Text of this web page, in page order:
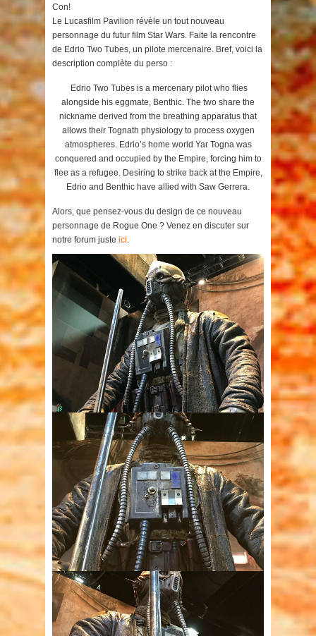
Con!
Le Lucasfilm Pavilion révèle un tout nouveau
personnage du futur film Star Wars. Faite la rencontre
de Edrio Two Tubes, un pilote mercenaire. Bref, voici la
description complète du perso :
Edrio Two Tubes is a mercenary pilot who flies
alongside his eggmate, Benthic. The two share the
nickname derived from the breathing apparatus that
allows their Tognath physiology to process oxygen
atmospheres. Edrio’s home world Yar Togna was
conquered and occupied by the Empire, forcing him to
flee as a refugee. Desiring to strike back at the Empire,
Edrio and Benthic have allied with Saw Gerrera.
Alors, que pensez-vous du design de ce nouveau
personnage de Rogue One ? Venez en discuter sur
notre forum juste ici.